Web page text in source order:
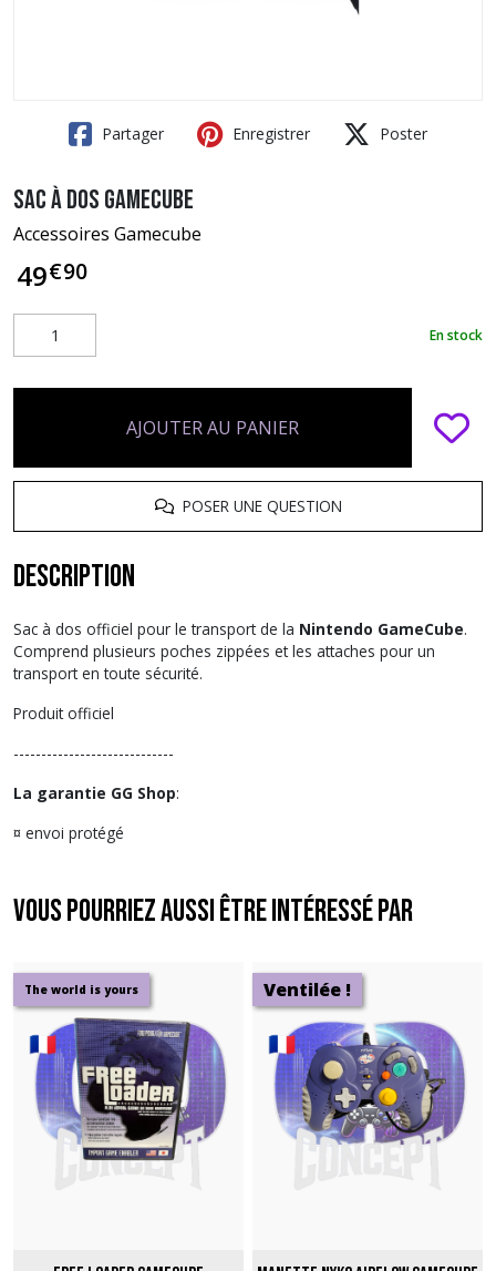
Partager Enregistrer Poster
Sac à dos GameCube
Accessoires Gamecube
49€90
En stock
AJOUTER AU PANIER
POSER UNE QUESTION
Description
Sac à dos officiel pour le transport de la Nintendo GameCube.
Comprend plusieurs poches zippées et les attaches pour un
transport en toute sécurité.
Produit officiel
-----------------------------
La garantie GG Shop:
¤ envoi protégé
Vous pourriez aussi être intéressé par
The world is yours Ventilée !